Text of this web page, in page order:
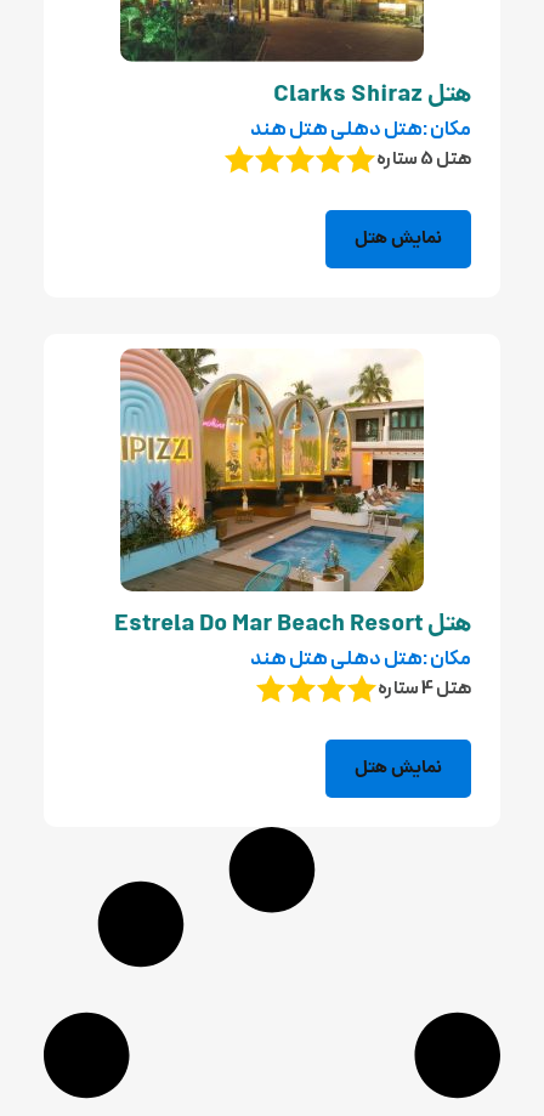
هتل Clarks Shiraz
مکان :هتل دهلی هتل هند
هتل 5 ستاره
نمایش هتل
هتل Estrela Do Mar Beach Resort
مکان :هتل دهلی هتل هند
هتل 4 ستاره
نمایش هتل